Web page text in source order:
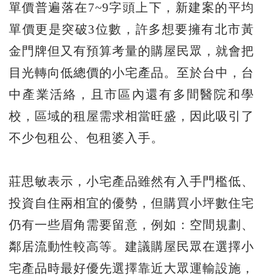
單價普遍落在7~9字頭上下，新建案的平均
單價更是突破3位數，許多想要擁有北市黃
金門牌但又有預算考量的購屋民眾，就會把
目光轉向低總價的小宅產品。至於台中，台
中產業活絡，且市區內還有多間醫院和學
校，區域的租屋需求相當旺盛，因此吸引了
不少包租公、包租婆入手。
莊思敏表示，小宅產品雖然有入手門檻低、
投資自住兩相宜的優勢，但購買小坪數住宅
仍有一些眉角需要留意，例如：空間規劃、
鄰居流動性較高等。建議購屋民眾在選擇小
宅產品時最好優先選擇靠近大眾運輸設施，